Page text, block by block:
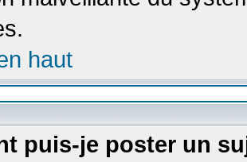
haut
puis-je poster un